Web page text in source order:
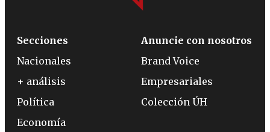
Secciones
Nacionales
+ análisis
Política
Economía
Anuncie con nosotros
Brand Voice
Empresariales
Colección ÚH